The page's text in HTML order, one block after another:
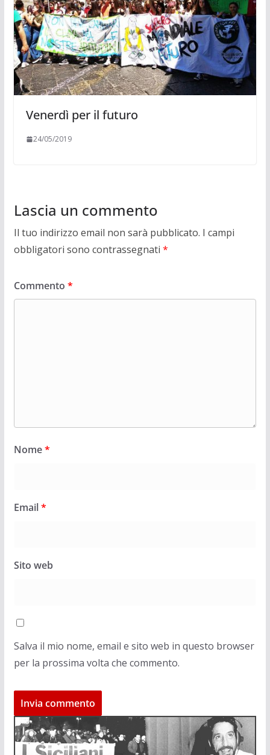
Venerdì per il futuro
24/05/2019
Lascia un commento
Il tuo indirizzo email non sarà pubblicato. I campi
obbligatori sono contrassegnati *
Commento *
Nome*
Email*
Sito web
Salva il mio nome, email e sito web in questo browser
per la prossima volta che commento.